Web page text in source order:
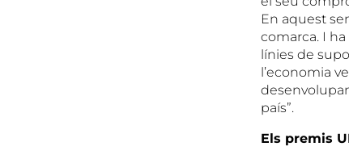
En aquest
comarca. I
línies de
l’economia
país”.
Els premis